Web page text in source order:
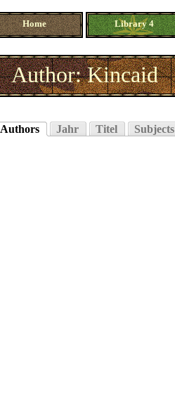
Home Library 4
Author: Kincaid
Authors Jahr Titel Subjects